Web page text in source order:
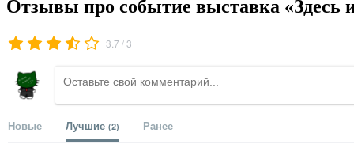
Отзывы про событие выставка «Здесь
3.7 /3
Новые Лучшие (2) Ранее